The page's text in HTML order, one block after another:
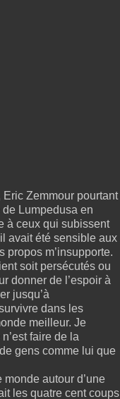
Zemmour pourtant
Lumpedusa en
à ceux qui subissent
avait été sensible aux
m’insupporte.
soit persécutés ou
donner de l’espoir à
jusqu’à
dans les
meilleur. Je
faire de la
gens comme lui que
autour d’une
les quatre cent coups